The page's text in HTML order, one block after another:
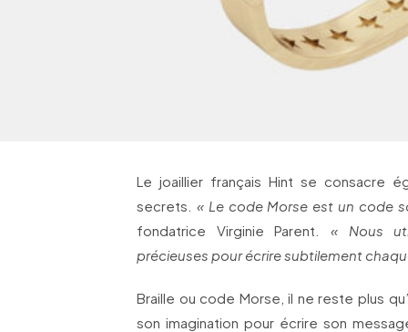
Le joaillier français Hint se consacre
secrets. « Le code Morse est un code
fondatrice Virginie Parent. « Nous
précieuses pour écrire subtilement
Braille ou code Morse, il ne reste plus
son imagination pour écrire son